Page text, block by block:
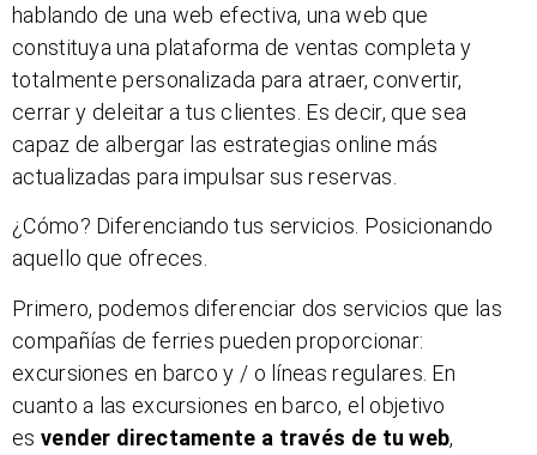
hablando de una web efectiva, una web que
constituya una plataforma de ventas completa y
totalmente personalizada para atraer, convertir,
cerrar y deleitar a tus clientes. Es decir, que sea
capaz de albergar las estrategias online más
actualizadas para impulsar sus reservas.
¿Cómo? Diferenciando tus servicios. Posicionando
aquello que ofreces.
Primero, podemos diferenciar dos servicios que las
compañías de ferries pueden proporcionar:
excursiones en barco y / o líneas regulares. En
cuanto a las excursiones en barco, el objetivo
es vender directamente a través de tu web,